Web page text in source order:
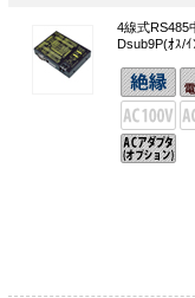
4線式RS485
Dsub9P(ｵｽ/